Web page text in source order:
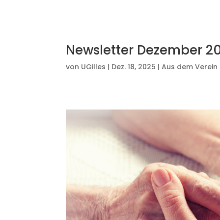
Newsletter Dezember
von UGilles | Dez. 18, 2025 |Aus dem Verein